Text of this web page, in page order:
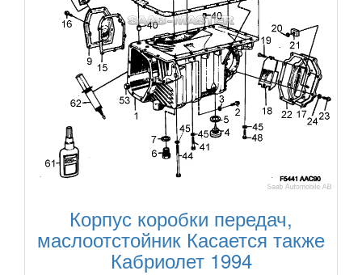
Корпус коробки передач,
маслоотстойник Касается также
Кабриолет 1994